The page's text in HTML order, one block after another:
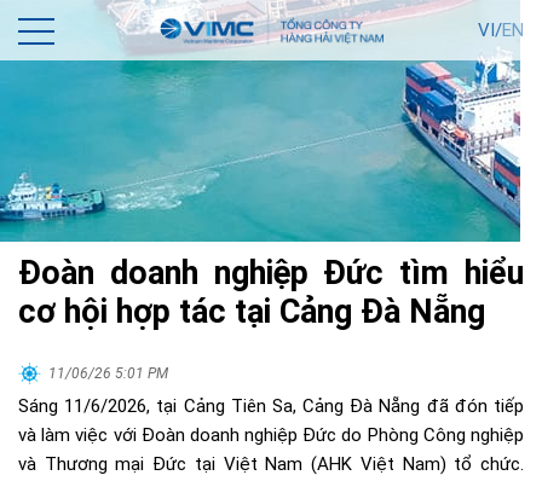
VI/EN
Đoàn doanh nghiệp Đức tìm hiểu
cơ hội hợp tác tại Cảng Đà Nẵng
11/06/26 5:01 PM
Sáng 11/6/2026, tại Cảng Tiên Sa, Cảng Đà Nẵng đã đón tiếp
và làm việc với Đoàn doanh nghiệp Đức do Phòng Công nghiệp
và Thương mại Đức tại Việt Nam (AHK Việt Nam) tổ chức.